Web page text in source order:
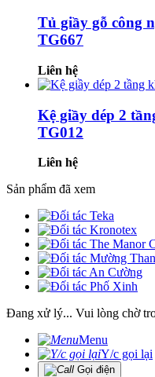
Tủ giầy gỗ công
TG667
Liên hệ
Kệ giầy dép 2
TG012
Liên hệ
Sản phẩm đã xem
Đang xử lý... Vui lòng chờ
Menu
Y/c gọi lại
Gọi điện